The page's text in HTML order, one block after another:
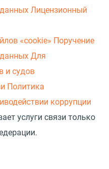
Лицензионный
«cookie» Поручение
Для
и судов
Политика
коррупции
услуги связи только